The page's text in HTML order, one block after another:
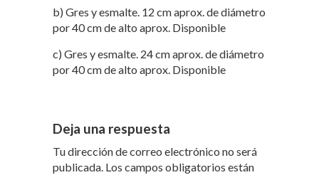
b) Gres y esmalte. 12 cm aprox. de diámetro
por 40 cm de alto aprox. Disponible
c) Gres y esmalte. 24 cm aprox. de diámetro
por 40 cm de alto aprox. Disponible
Deja una respuesta
Tu dirección de correo electrónico no será
publicada. Los campos obligatorios están